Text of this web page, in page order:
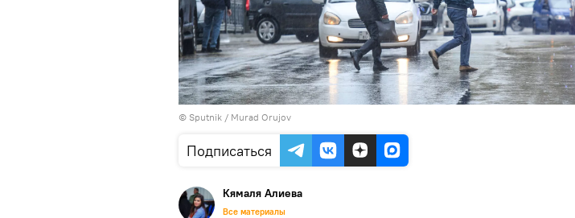
© Sputnik / Murad Orujov
Подписаться
Кямаля Алиева
Все материалы